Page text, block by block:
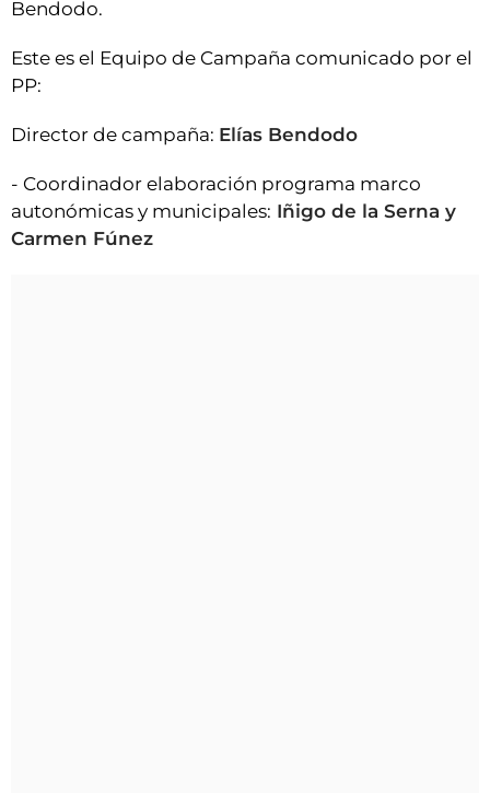
Bendodo.
Este es el Equipo de Campaña comunicado por el
PP:
Director de campaña: Elías Bendodo
- Coordinador elaboración programa marco
autonómicas y municipales: Iñigo de la Serna y
Carmen Fúnez